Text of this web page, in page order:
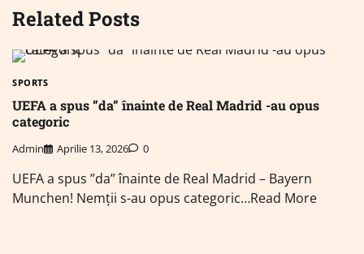
Related Posts
SPORTS
UEFA a spus ”da” înainte de Real Madrid -au opus
categoric
Admin Aprilie 13, 2026 0
UEFA a spus ”da” înainte de Real Madrid – Bayern
Munchen! Nemții s-au opus categoric…Read More